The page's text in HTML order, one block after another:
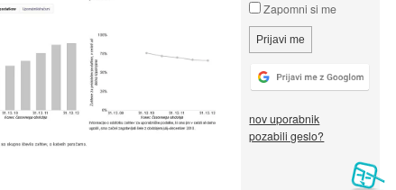
Zapomni si me
nov uporabnik
pozabili geslo?